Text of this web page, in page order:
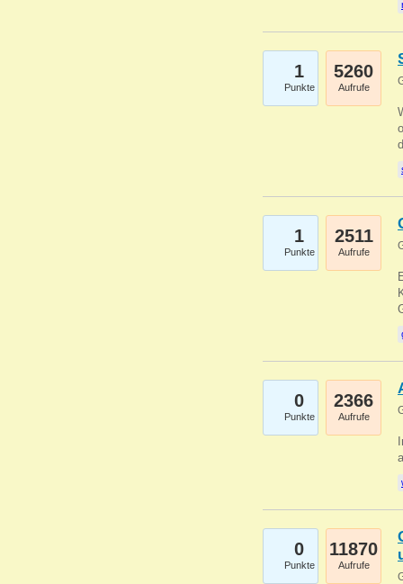
1
Punkte
5260
Aufrufe
1
Punkte
2511
Aufrufe
0
Punkte
2366
Aufrufe
0
Punkte
11870
Aufrufe